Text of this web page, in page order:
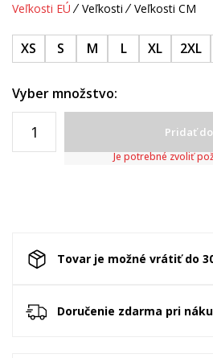
Veľkosti EÚ Veľkosti Veľkosti CM
XS S M L XL 2XL
Vyber množstvo:
Pridať
Je potrebné zvoliť
Tovar je možné vrátiť do
Doručenie zdarma pri